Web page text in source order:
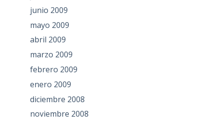
junio 2009
mayo 2009
abril 2009
marzo 2009
febrero 2009
enero 2009
diciembre 2008
noviembre 2008